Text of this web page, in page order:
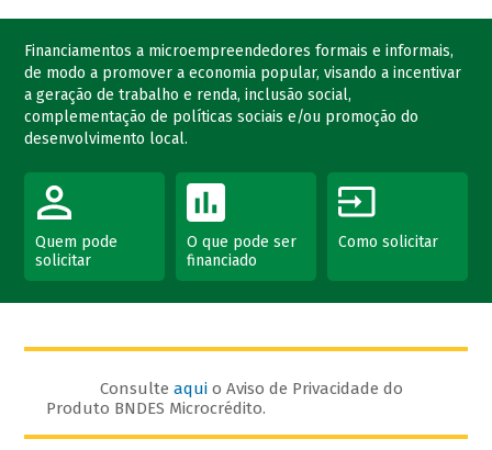
Financiamentos a microempreendedores formais e informais,
de modo a promover a economia popular, visando a incentivar
a geração de trabalho e renda, inclusão social,
complementação de políticas sociais e/ou promoção do
desenvolvimento local.
Quem pode
solicitar
O que pode ser
financiado
Como solicitar
Consulteaqui o Aviso de Privacidade do
Produto BNDES Microcrédito.